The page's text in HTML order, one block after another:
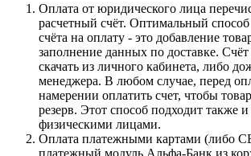
Оплата от юридического лица
расчетный счёт. Оптимальный
счёта на оплату - это добавление
заполнение данных по доставке.
скачать из личного кабинета, либо
менеджера. В любом случае, перед
намерении оплатить счет, чтобы
резерв. Этот способ подходит также
физическими лицами.
Оплата платежными картами (либо
платежный модуль Альфа-Банк из